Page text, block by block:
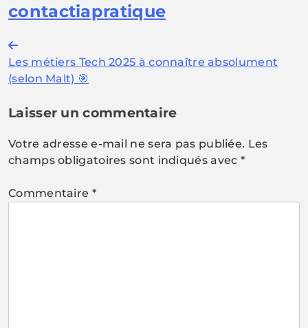
contactiapratique
Navigation
de
Les métiers Tech 2025 à connaître absolument
(selon Malt) 🎯
Laisser un commentaire
Votre adresse e-mail ne sera pas publiée. Les
champs obligatoires sont indiqués avec *
Commentaire *